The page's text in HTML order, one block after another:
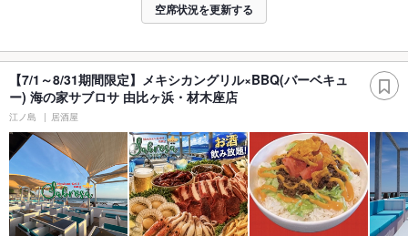
空席状況を更新する
【7/1～8/31期間限定】メキシカングリル×BBQ(バーベキュ
ー) 海の家サブロサ 由比ヶ浜・材木座店
江ノ島 居酒屋